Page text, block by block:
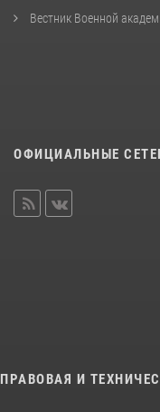
Вестник Военной
ОФИЦИАЛЬНЫЕ
ПРАВОВАЯ И